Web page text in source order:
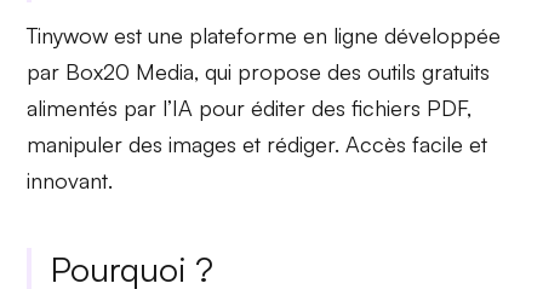
Tinywow est une plateforme en ligne développée
par Box20 Media, qui propose des outils gratuits
alimentés par l’IA pour éditer des fichiers PDF,
manipuler des images et rédiger.Accès facile et
innovant.
Pourquoi ?